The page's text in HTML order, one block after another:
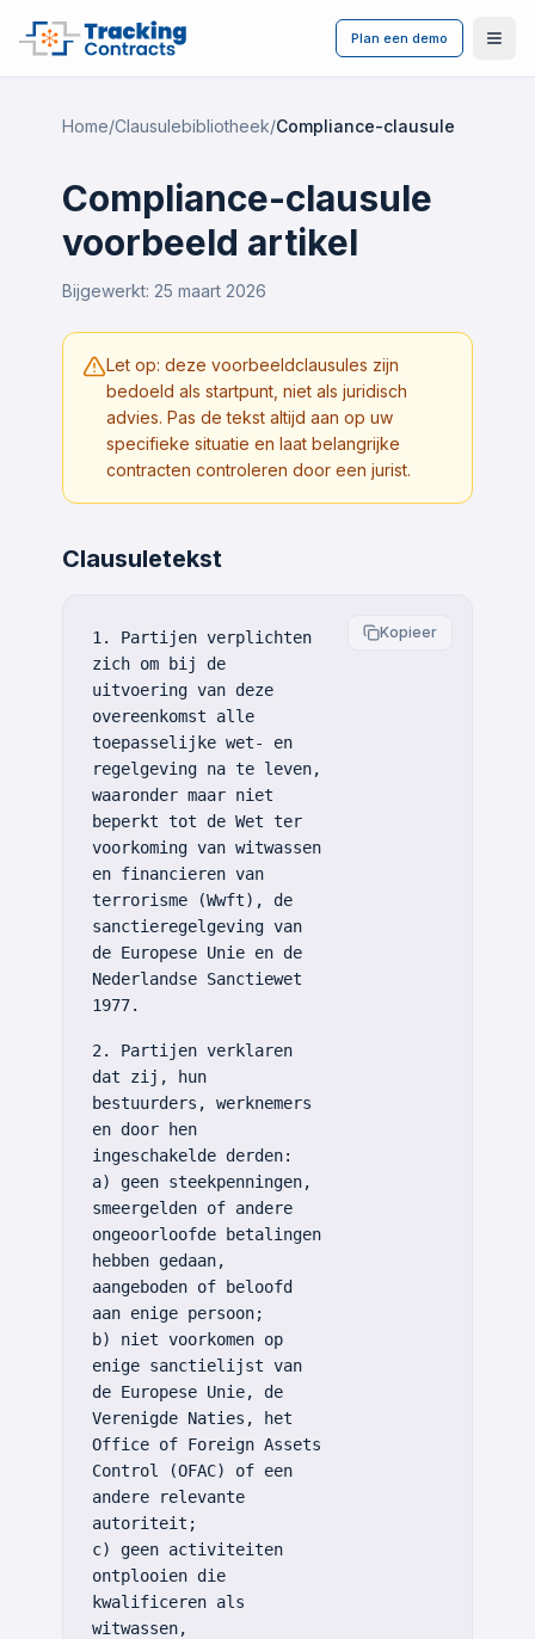
Plan een demo
Home/Clausulebibliotheek/Compliance-clausule
Compliance-clausule
voorbeeld artikel
Bijgewerkt: 25 maart 2026
Let op: deze voorbeeldclausules zijn
bedoeld als startpunt, niet als juridisch
advies. Pas de tekst altijd aan op uw
specifieke situatie en laat belangrijke
contracten controleren door een jurist.
Clausuletekst
Kopieer
1. Partijen verplichten
zich om bij de
uitvoering van deze
overeenkomst alle
toepasselijke wet- en
regelgeving na te leven,
waaronder maar niet
beperkt tot de Wet ter
voorkoming van witwassen
en financieren van
terrorisme (Wwft), de
sanctieregelgeving van
de Europese Unie en de
Nederlandse Sanctiewet
1977.
2. Partijen verklaren
dat zij, hun
bestuurders, werknemers
en door hen
ingeschakelde derden:
a) geen steekpenningen,
smeergelden of andere
ongeoorloofde betalingen
hebben gedaan,
aangeboden of beloofd
aan enige persoon;
b) niet voorkomen op
enige sanctielijst van
de Europese Unie, de
Verenigde Naties, het
Office of Foreign Assets
Control (OFAC) of een
andere relevante
autoriteit;
c) geen activiteiten
ontplooien die
kwalificeren als
witwassen,